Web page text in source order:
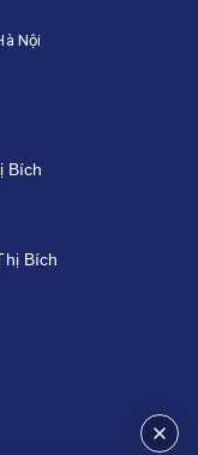
Nội
Bích
Bích